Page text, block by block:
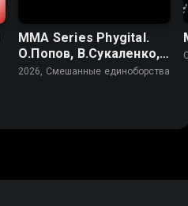
MMA Series Phygital.
О.Попов, В.Сукаленко,
Д.Жуков
2026, Смешанные единоборства